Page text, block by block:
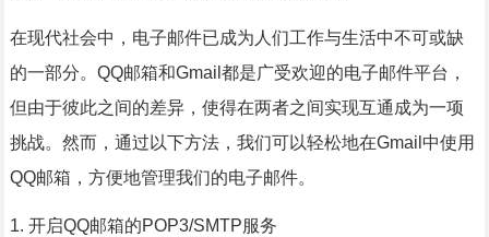
在现代社会中，电子邮件已成为人们工作与生活中不可或缺
的一部分。QQ邮箱和Gmail都是广受欢迎的电子邮件平台，
但由于彼此之间的差异，使得在两者之间实现互通成为一项
挑战。然而，通过以下方法，我们可以轻松地在Gmail中使用
QQ邮箱，方便地管理我们的电子邮件。
1. 开启QQ邮箱的POP3/SMTP服务